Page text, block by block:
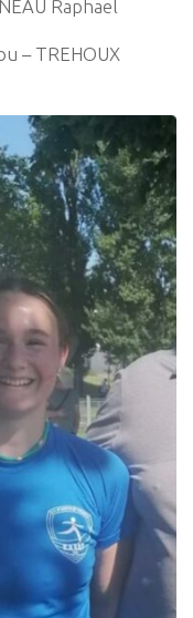
Raphael
– TREHOUX